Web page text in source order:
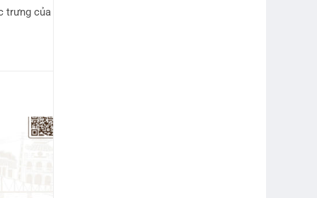
trưng của